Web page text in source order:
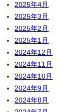
2025年4月
2025年3月
2025年2月
2025年1月
2024年12月
2024年11月
2024年10月
2024年9月
2024年8月